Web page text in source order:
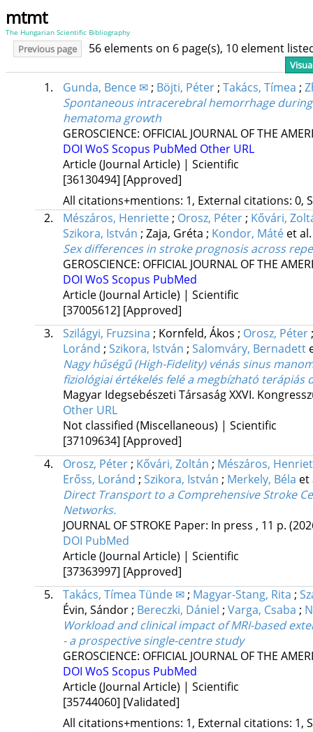
mtmt
The Hungarian Scientific Bibliography
Previous page 56 elements on 6 page(s), 10 element
1. Gunda, Bence ✉; Böjti, Péter; Takács, Tímea ;
Spontaneous intracerebral hemorrhage
hematoma growth
GEROSCIENCE: OFFICIAL JOURNAL OF THE
DOI WoS Scopus PubMed Other URL
Article (Journal Article) | Scientific
[36130494] [Approved]
All citations+mentions: 1, External citations: 0,
2.
Mészáros, Henriette; Orosz, Péter; Kővári,
Szikora, István ; Zaja, Gréta ; Kondor, Máté et al.
Sex differences in stroke prognosis across
GEROSCIENCE: OFFICIAL JOURNAL OF THE
DOI WoS Scopus PubMed
Article (Journal Article) | Scientific
[37005612] [Approved]
3.
Szilágyi, Fruzsina ; Kornfeld, Ákos ; Orosz, Péter
Loránd ; Szikora, István ; Salomváry, Bernadett
Nagy hűségű (High-Fidelity) vénás sinus
fiziológiai értékelés felé a megbízható terápiás
Magyar Idegsebészeti Társaság XXVI.
Other URL
Not classified (Miscellaneous) | Scientific
[37109634] [Approved]
4.
Orosz, Péter; Kővári, Zoltán ; Mészáros,
Erőss, Loránd ; Szikora, István ; Merkely, Béla et
Direct Transport to a Comprehensive Stroke
Networks.
JOURNAL OF STROKE Paper: In press , 11 p.
DOI PubMed
Article (Journal Article) | Scientific
[37363997] [Approved]
5.
Takács, Tímea Tünde ✉; Magyar-Stang, Rita ;
Évin, Sándor; Bereczki, Dániel ; Varga, Csaba ;
Workload and clinical impact of MRI-based
- a prospective single-centre study
GEROSCIENCE: OFFICIAL JOURNAL OF THE
DOI WoS Scopus PubMed
Article (Journal Article) | Scientific
[35744060] [Validated]
All citations+mentions: 1, External citations: 1,